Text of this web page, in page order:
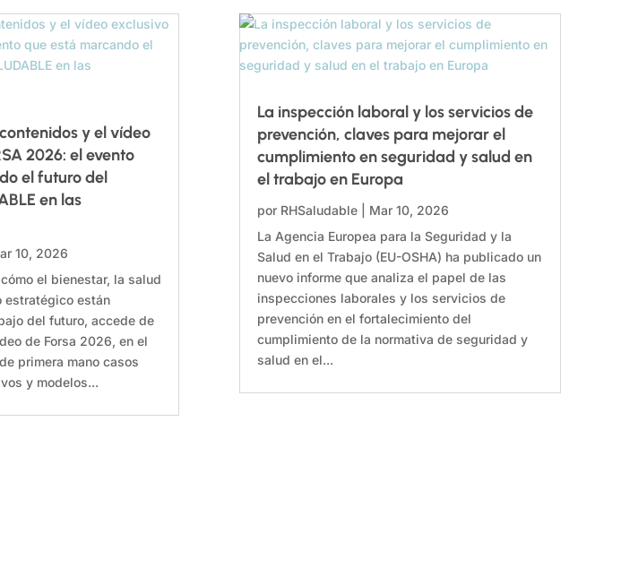
y el vídeo
2026: el evento
el futuro del
en las
10, 2026
el bienestar, la salud
estratégico están
del futuro, accede de
de Forsa 2026, en el
primera mano casos
y modelos...
La inspección laboral y los servicios de
prevención, claves para mejorar el
cumplimiento en seguridad y salud en
el trabajo en Europa
por RHSaludable| Mar 10, 2026
La Agencia Europea para la Seguridad y la
Salud en el Trabajo (EU-OSHA) ha publicado un
nuevo informe que analiza el papel de las
inspecciones laborales y los servicios de
prevención en el fortalecimiento del
cumplimiento de la normativa de seguridad y
salud en el...